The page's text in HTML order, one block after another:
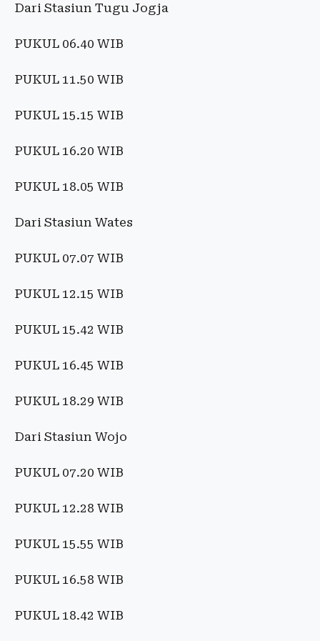
Dari Stasiun Tugu Jogja
PUKUL 06.40 WIB
PUKUL 11.50 WIB
PUKUL 15.15 WIB
PUKUL 16.20 WIB
PUKUL 18.05 WIB
Dari Stasiun Wates
PUKUL 07.07 WIB
PUKUL 12.15 WIB
PUKUL 15.42 WIB
PUKUL 16.45 WIB
PUKUL 18.29 WIB
Dari Stasiun Wojo
PUKUL 07.20 WIB
PUKUL 12.28 WIB
PUKUL 15.55 WIB
PUKUL 16.58 WIB
PUKUL 18.42 WIB